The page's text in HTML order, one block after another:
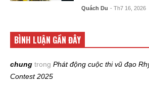
Quách Du - Th7 16, 2026
BÌNH LUẬN GẦN ĐÂY
chung trong Phát động cuộc thi vũ đạo
Contest 2025